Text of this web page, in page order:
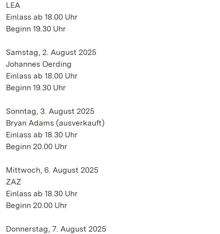
LEA
Einlass ab 18.00 Uhr
Beginn 19.30 Uhr
Samstag, 2. August 2025
Johannes Oerding
Einlass ab 18.00 Uhr
Beginn 19.30 Uhr
Sonntag, 3. August 2025
Bryan Adams (ausverkauft)
Einlass ab 18.30 Uhr
Beginn 20.00 Uhr
Mittwoch, 6. August 2025
ZAZ
Einlass ab 18.30 Uhr
Beginn 20.00 Uhr
Donnerstag, 7. August 2025